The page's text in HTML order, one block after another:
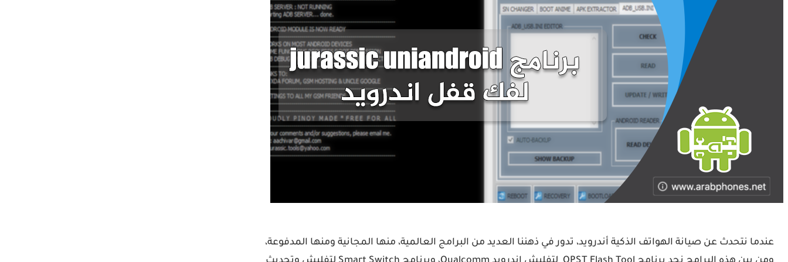
عندما نتحدث عن صيانة الهواتف الذكية أندرويد، تدور في ذهننا العديد من البرامج العالمية، منها المجانية ومنها المدفوعة،